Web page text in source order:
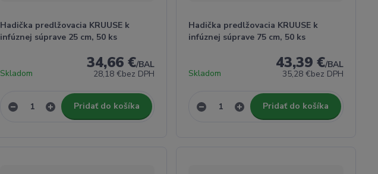
Hadička predlžovacia KRUUSE k
infúznej súprave 25 cm, 50 ks
34,66 €/BAL
28,18 €bez DPH
Skladom
Pridať do košíka
Hadička predlžovacia KRUUSE k
infúznej súprave 75 cm, 50 ks
43,39 €/BAL
35,28 €bez DPH
Skladom
Pridať do košíka